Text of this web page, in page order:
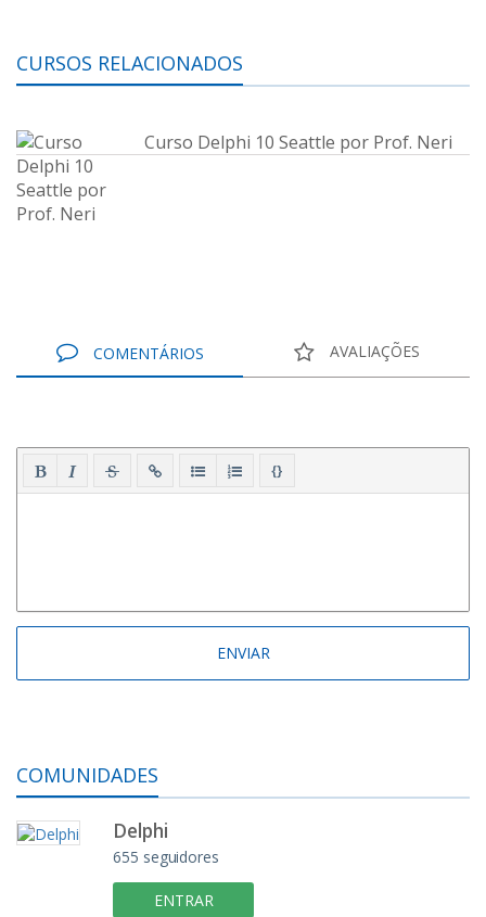
CURSOS RELACIONADOS
Curso Delphi 10 Seattle por Prof. Neri
COMENTÁRIOS AVALIAÇÕES
{}
COMUNIDADES
Delphi
655 seguidores
ENTRAR